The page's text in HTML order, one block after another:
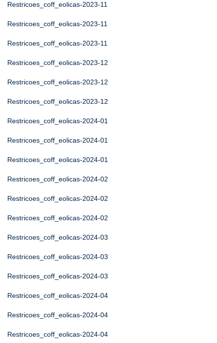
Restricoes_coff_eolicas-2023-11
Restricoes_coff_eolicas-2023-11
Restricoes_coff_eolicas-2023-11
Restricoes_coff_eolicas-2023-12
Restricoes_coff_eolicas-2023-12
Restricoes_coff_eolicas-2023-12
Restricoes_coff_eolicas-2024-01
Restricoes_coff_eolicas-2024-01
Restricoes_coff_eolicas-2024-01
Restricoes_coff_eolicas-2024-02
Restricoes_coff_eolicas-2024-02
Restricoes_coff_eolicas-2024-02
Restricoes_coff_eolicas-2024-03
Restricoes_coff_eolicas-2024-03
Restricoes_coff_eolicas-2024-03
Restricoes_coff_eolicas-2024-04
Restricoes_coff_eolicas-2024-04
Restricoes_coff_eolicas-2024-04